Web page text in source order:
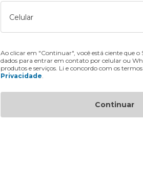
Celular
Ao clicar em "Continuar", você está ciente que o
dados para entrar em contato por celular ou
produtos e serviços. Li e concordo com os
Privacidade
Continuar